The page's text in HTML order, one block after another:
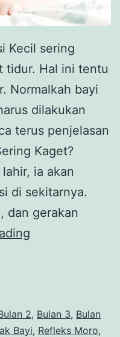
Kecil sering
tidur. Hal ini tentu
Normalkah bayi
dilakukan
terus penjelasan
Kaget?
ia akan
di sekitarnya.
dan gerakan
Normal?
2, Bulan 3, Bulan
Bayi, Refleks Moro,